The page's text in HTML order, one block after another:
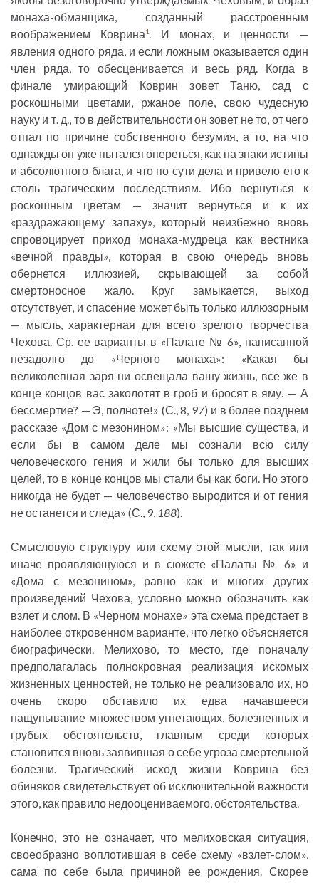
монаха-обманщика, созданный расстроенным
воображением Коврина1. И монах, и ценности —
явления одного ряда, и если ложным оказывается один
член ряда, то обесценивается и весь ряд. Когда в
финале умирающий Коврин зовет Таню, сад с
роскошными цветами, ржаное поле, свою чудесную
науку и т. д., то в действительности он зовет не то, от чего
отпал по причине собственного безумия, а то, на что
однажды он уже пытался опереться, как на знаки истины
и абсолютного блага, и что по сути дела и привело его к
столь трагическим последствиям. Ибо вернуться к
роскошным цветам — значит вернуться и к их
«раздражающему запаху», который неизбежно вновь
спровоцирует приход монаха-мудреца как вестника
«вечной правды», которая в свою очередь вновь
обернется иллюзией, скрывающей за собой
смертоносное жало. Круг замыкается, выход
отсутствует, и спасение может быть только иллюзорным
— мысль, характерная для всего зрелого творчества
Чехова. Ср. ее варианты в «Палате № 6», написанной
незадолго до «Черного монаха»: «Какая бы
великолепная заря ни освещала вашу жизнь, все же в
конце концов вас заколотят в гроб и бросят в яму. — А
бессмертие? — Э, полноте!» (С., 8, 97) и в более позднем
рассказе «Дом с мезонином»: «Мы высшие существа, и
если бы в самом деле мы сознали всю силу
человеческого гения и жили бы только для высших
целей, то в конце концов мы стали бы как боги. Но этого
никогда не будет — человечество выродится и от гения
не останется и следа» (С., 9, 188).
Смысловую структуру или схему этой мысли, так или
иначе проявляющуюся и в сюжете «Палаты № 6» и
«Дома с мезонином», равно как и многих других
произведений Чехова, условно можно обозначить как
взлет и слом. В «Черном монахе» эта схема предстает в
наиболее откровенном варианте, что легко объясняется
биографически. Мелихово, то место, где поначалу
предполагалась полнокровная реализация искомых
жизненных ценностей, не только не реализовало их, но
очень скоро обставило их едва начавшееся
нащупывание множеством угнетающих, болезненных и
грубых обстоятельств, главным среди которых
становится вновь заявившая о себе угроза смертельной
болезни. Трагический исход жизни Коврина без
обиняков свидетельствует об исключительной важности
этого, как правило недооцениваемого, обстоятельства.
Конечно, это не означает, что мелиховская ситуация,
своеобразно воплотившая в себе схему «взлет-слом»,
сама по себе была причиной ее рождения. Скорее